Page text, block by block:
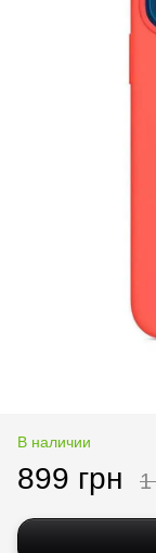
В наличии
899 грн 1